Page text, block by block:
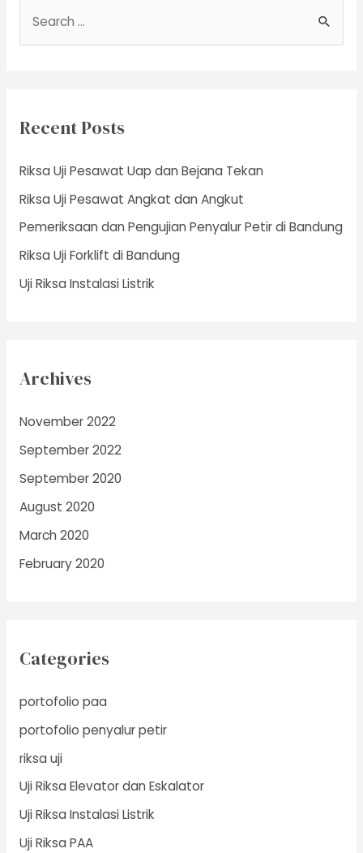
h
:
Recent Posts
Riksa Uji Pesawat Uap dan Bejana Tekan
Riksa Uji Pesawat Angkat dan Angkut
Pemeriksaan dan Pengujian Penyalur Petir di Bandung
Riksa Uji Forklift di Bandung
Uji Riksa Instalasi Listrik
Archives
November 2022
September 2022
September 2020
August 2020
March 2020
February 2020
Categories
portofolio paa
portofolio penyalur petir
riksa uji
Uji Riksa Elevator dan Eskalator
Uji Riksa Instalasi Listrik
Uji Riksa PAA